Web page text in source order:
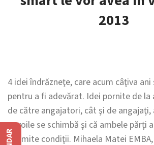
2013
4 idei îndrăzneţe, care acum câţiva ani
pentru a fi adevărat. Idei pornite de
de către angajatori, cât şi de angajaţi,
nevoile se schimbă şi că ambele părţi
anumite condiţii. Mihaela Matei